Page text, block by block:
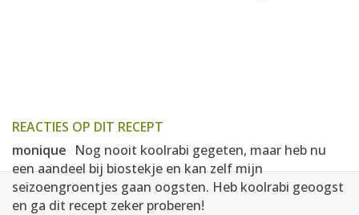
REACTIES OP DIT RECEPT
monique Nog nooit koolrabi gegeten, maar heb nu
een aandeel bij biostekje en kan zelf mijn
seizoengroentjes gaan oogsten. Heb koolrabi geoogst
en ga dit recept zeker proberen!